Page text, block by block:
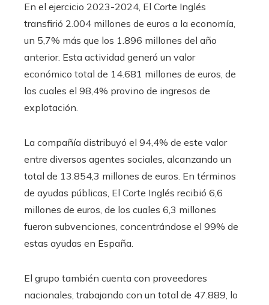
En el ejercicio 2023-2024, El Corte Inglés
transfirió 2.004 millones de euros a la economía,
un 5,7% más que los 1.896 millones del año
anterior. Esta actividad generó un valor
económico total de 14.681 millones de euros, de
los cuales el 98,4% provino de ingresos de
explotación.
La compañía distribuyó el 94,4% de este valor
entre diversos agentes sociales, alcanzando un
total de 13.854,3 millones de euros. En términos
de ayudas públicas, El Corte Inglés recibió 6,6
millones de euros, de los cuales 6,3 millones
fueron subvenciones, concentrándose el 99% de
estas ayudas en España.
El grupo también cuenta con proveedores
nacionales, trabajando con un total de 47.889, lo